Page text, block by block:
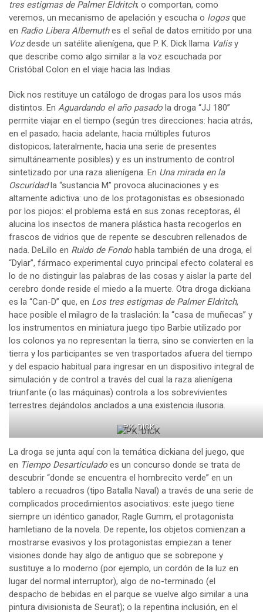
tres estigmas de Palmer Eldritch; o comportan, como
veremos, un mecanismo de apelación y escucha o logosque
en Radio Libera Albemuthes el señal de datos emitido por una
Vozdesde un satélite alienígena, que P. K. Dick llama Valisy
que describe como algo similar a la voz escuchada por
Cristóbal Colon en el viaje hacia las Indias.
Dick nos restituye un catálogo de drogas para los usos más
distintos. En Aguardando el año pasado la droga “JJ 180”
permite viajar en el tiempo (según tres direcciones: hacia atrás,
en el pasado; hacia adelante, hacia múltiples futuros
distopicos; lateralmente, hacia una serie de presentes
simultáneamente posibles) y es un instrumento de control
sintetizado por una raza alienígena. En Una mirada en la
Oscuridadla “sustancia M” provoca alucinaciones y es
altamente adictiva: uno de los protagonistas es obsesionado
por los piojos: el problema está en sus zonas receptoras, él
alucina los insectos de manera plástica hasta recogerlos en
frascos de vidrios que de repente se descubren rellenados de
nada. DeLillo en Ruido de Fondo habla también de una droga, el
“Dylar”, fármaco experimental cuyo principal efecto colateral es
lo de no distinguir las palabras de las cosas y aislar la parte del
cerebro donde reside el miedo a la muerte. Otra droga dickiana
es la “Can-D” que, en Los tres estigmas de Palmer Eldritch,
hace posible el milagro de la traslación: la “casa de muñecas” y
los instrumentos en miniatura juego tipo Barbie utilizado por
los colonos ya no representan la tierra, sino se convierten en la
tierra y los participantes se ven trasportados afuera del tiempo
y del espacio habitual para ingresar en un dispositivo integral de
simulación y de control a través del cual la raza alienígena
triunfante (o las máquinas) controla a los sobrevivientes
terrestres dejándolos anclados a una existencia ilusoria.
P.K. DICK
La droga se junta aquí con la temática dickiana del juego, que
en Tiempo Desarticulado es un concurso donde se trata de
descubrir “donde se encuentra el hombrecito verde” en un
tablero a recuadros (tipo Batalla Naval) a través de una serie de
complicados procedimientos asociativos: este juego tiene
siempre un idéntico ganador, Ragle Gumm, el protagonista
hamletiano de la novela. De repente, los objetos comienzan a
mostrarse evasivos y los protagonistas empiezan a tener
visiones donde hay algo de antiguo que se sobrepone y
sustituye a lo moderno (por ejemplo, un cordón de la luz en
lugar del normal interruptor), algo de no-terminado (el
despacho de bebidas en el parque se vuelve algo similar a una
pintura divisionista de Seurat); o la repentina inclusión, en el